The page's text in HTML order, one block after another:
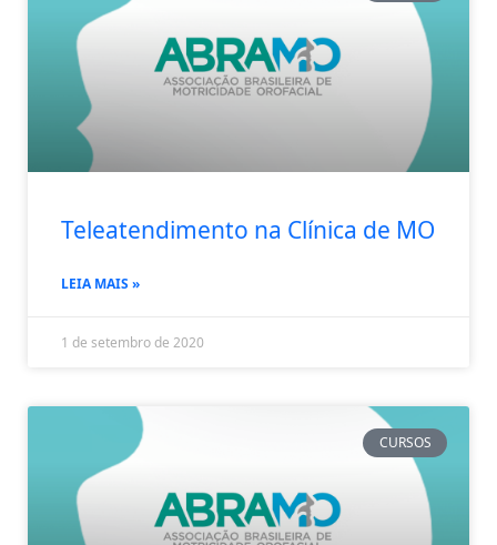
Teleatendimento na Clínica de MO
LEIA MAIS »
1 de setembro de 2020
CURSOS